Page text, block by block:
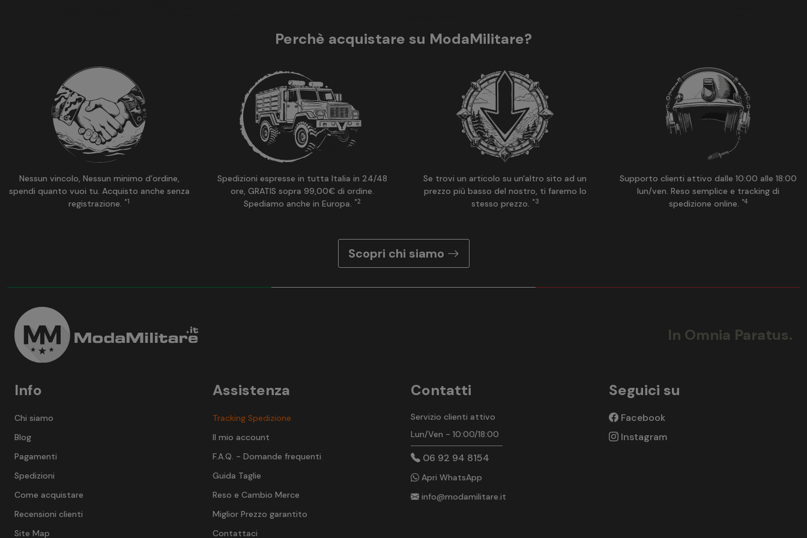
332 grammi
Colore delle cuffie:
Arancione fluorescente (Blaze)
Elettroniche
Pelle nera
Durata della batteria (ore):
400
Attenuazione del rumore:
Bassa frequenza (L): 16 dB
Vedi tutti i prodotti Sordin
Perchè acquistare su ModaMilitare?
Nessun vincolo, Nessun minimo d’ordine,
spendi quanto vuoi tu. Acquisto anche senza
registrazione. *1
Spedizioni espresse in tutta Italia in 24/48
ore, GRATIS sopra 99,00€ di ordine.
Spediamo anche in Europa. *2
Se trovi un articolo su un'altro sito ad un
prezzo più basso del nostro, ti faremo lo
stesso prezzo. *3
Supporto clienti attivo dalle 10:00 alle 18:00
lun/ven. Reso semplice e tracking di
spedizione online. *4
Scopri chi siamo
In Omnia Paratus.
Info
Chi siamo
Blog
Pagamenti
Spedizioni
Come acquistare
Recensioni clienti
Site Map
Assistenza
Tracking Spedizione
Il mio account
F.A.Q. - Domande frequenti
Guida Taglie
Reso e Cambio Merce
Miglior Prezzo garantito
Contattaci
Contatti
Servizio clienti attivo
Lun/Ven - 10:00/18:00
06 92 94 8154
Apri WhatsApp
info@modamilitare.it
Seguici su
Facebook
Instagram